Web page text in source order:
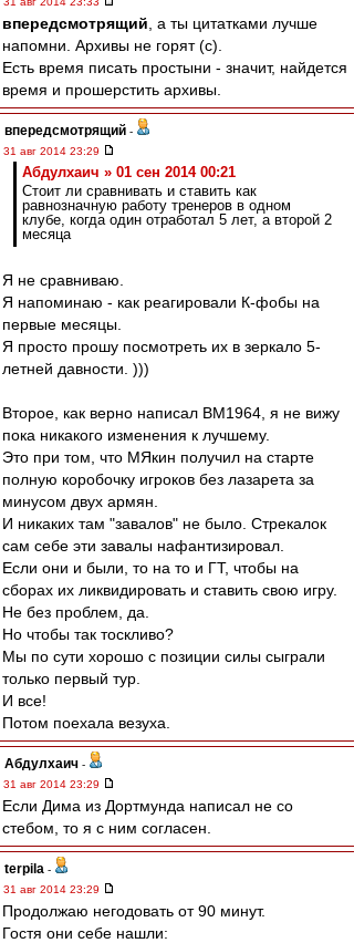
впередсмотрящий , а ты цитатками лучше
напомни. Архивы не горят (с).
Есть время писать простыни - значит, найдется
время и прошерстить архивы.
впередсмотрящий -
31 авг 2014 23:29
Абдулхаич » 01 сен 2014 00:21
Стоит ли сравнивать и ставить как
равнозначную работу тренеров в одном
клубе, когда один отработал 5 лет, а второй 2
месяца
Я не сравниваю.
Я напоминаю - как реагировали К-фобы на
первые месяцы.
Я просто прошу посмотреть их в зеркало 5-
летней давности. )))
Второе, как верно написал ВМ1964, я не вижу
пока никакого изменения к лучшему.
Это при том, что МЯкин получил на старте
полную коробочку игроков без лазарета за
минусом двух армян.
И никаких там "завалов" не было. Стрекалок
сам себе эти завалы нафантизировал.
Если они и были, то на то и ГТ, чтобы на
сборах их ликвидировать и ставить свою игру.
Не без проблем, да.
Но чтобы так тоскливо?
Мы по сути хорошо с позиции силы сыграли
только первый тур.
И все!
Потом поехала везуха.
Абдулхаич -
31 авг 2014 23:29
Если Дима из Дортмунда написал не со
стебом, то я с ним согласен.
terpila -
31 авг 2014 23:29
Продолжаю негодовать от 90 минут.
Гостя они себе нашли: